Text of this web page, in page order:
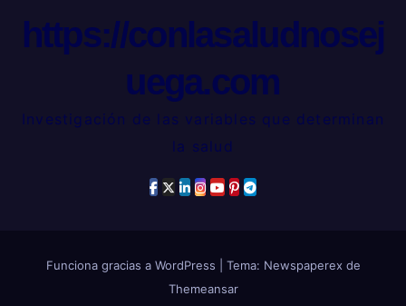
https://conlasaludnosej
uega.com
Investigación de las variables que determinan
la salud
Funciona gracias a WordPress
Tema: Newspaperex de
Themeansar